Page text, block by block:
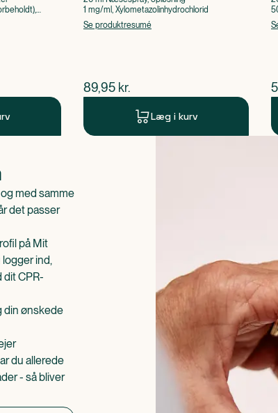
1 mg/ml, Xylometazolinhydrochlorid
Se produktresumé
$nuværende pris
89,95 kr.
Læg i kurv
$
med samme
det passer
på Mit
ind,
dit CPR-
din ønskede
du allerede
- så bliver